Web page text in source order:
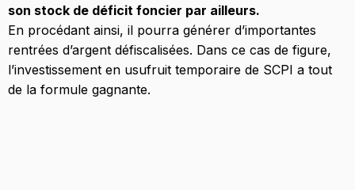
son stock de déficit foncier par ailleurs.
En procédant ainsi, il pourra générer d’importantes
rentrées d’argent défiscalisées. Dans ce cas de figure,
l’investissement en usufruit temporaire de SCPI a tout
de la formule gagnante.